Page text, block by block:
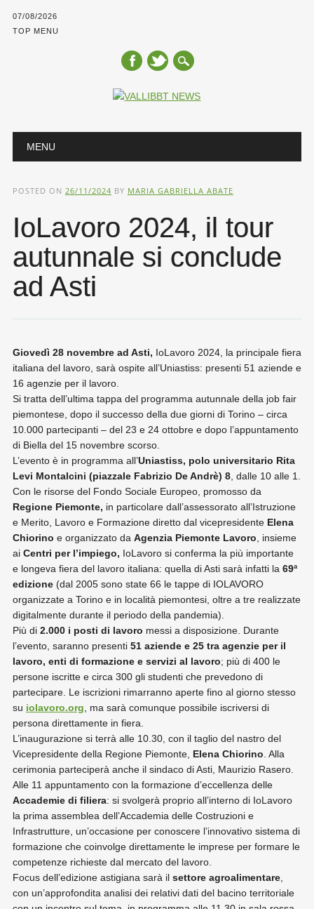
07/08/2026
TOP MENU
Main menu
MENU
POSTED ON 26/11/2024 BY MARIA GABRIELLA ABATE
IoLavoro 2024, il tour
autunnale si conclude
ad Asti
Giovedì 28 novembre ad Asti, IoL avoro 2024, la principale fiera
italiana del lavoro, sarà ospite all’Uniastiss: presenti 51 aziende e
16 agenzie per il lavoro.
Si tratta dell’ultima tappa del programma autunnale della job fair
piemontese, dopo il successo della due giorni di Torino – circa
10.000 partecipanti – del 23 e 24 ottobre e dopo l’appuntamento
di Biella del 15 novembre scorso.
L’evento è in programma all’Uniastiss, polo universitario Rita
Levi Montalcini (piazzale Fabrizio De Andrè) 8, dalle 10 alle 1
Con le risorse del Fondo Sociale Europeo, promosso da
Regione Piemonte, in particolare dall’assessorato all’Istruzione
e Merito, Lavoro e Formazione diretto dal vicepresidenteElena
Chiorino e organizzato da Agenzia Piemonte Lavoro , insieme
ai Centri per l’impiego, IoLavoro si conferma la più importante
e longeva fiera del lavoro italiana: quella di Asti sarà infatti la 69ª
edizione (dal 2005 sono state 66 le tappe di IOLAVORO
organizzate a Torino e in località piemontesi, oltre a tre realizzate
digitalmente durante il periodo della pandemia).
Più di 2.000 i posti di lavoro messi a disposizione. Durante
l’evento, saranno presenti 51 aziende e 25 tra agenzie per il
lavoro, enti di formazione e servizi al lavoro; più di 400 le
persone iscritte e circa 300 gli studenti che prevedono di
partecipare. Le iscrizioni rimarranno aperte fino al giorno stesso
su iolavoro.org , ma sarà comunque possibile iscriversi di
persona direttamente in fiera.
L’inaugurazione si terrà alle 10.30, con il taglio del nastro del
Vicepresidente della Regione Piemonte, Elena Chiorino . Alla
cerimonia parteciperà anche il sindaco di Asti, Maurizio Rasero.
Alle 11 appuntamento con la formazione d’eccellenza delle
Accademie di filiera: si svolgerà proprio all’interno di IoLavoro
la prima assemblea dell’Accademia delle Costruzioni e
Infrastrutture, un’occasione per conoscere l’innovativo sistema di
formazione che coinvolge direttamente le imprese per formare le
competenze richieste dal mercato del lavoro.
Focus dell’edizione astigiana sarà il settore agroalimentare,
con un’approfondita analisi dei relativi dati del bacino territoriale